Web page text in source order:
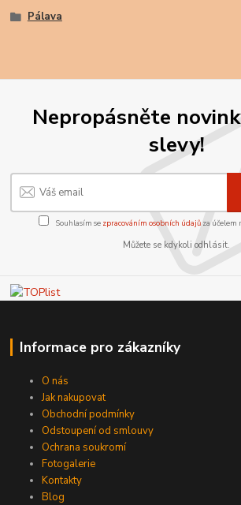
Pálava
Nepropásněte
slevy!
Souhlasím se zpracováním osobních údajůza účelem
Můžete se kdykoli odhlásit.
Informace pro zákazníky
O nás
Jak nakupovat
Obchodní podmínky
Odstoupení od smlouvy
Ochrana soukromí
Fotogalerie
Kontakty
Blog